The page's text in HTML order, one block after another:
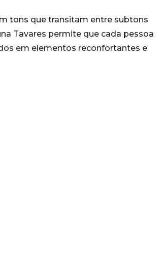
tons que transitam entre subtons
Tavares permite que cada pessoa
em elementos reconfortantes e